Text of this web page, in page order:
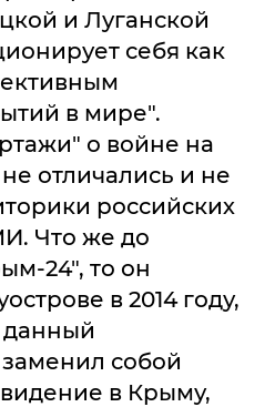
и Луганской
себя как
в мире".
о войне на
отличались и не
российских
Что же до
24", то он
в 2014 году,
данный
собой
в Крыму,